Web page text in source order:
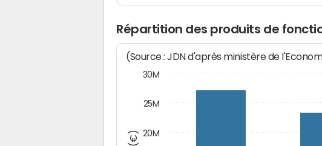
Répartition des produits de
(Source : JDN d'après ministère de
20M
25M
30M